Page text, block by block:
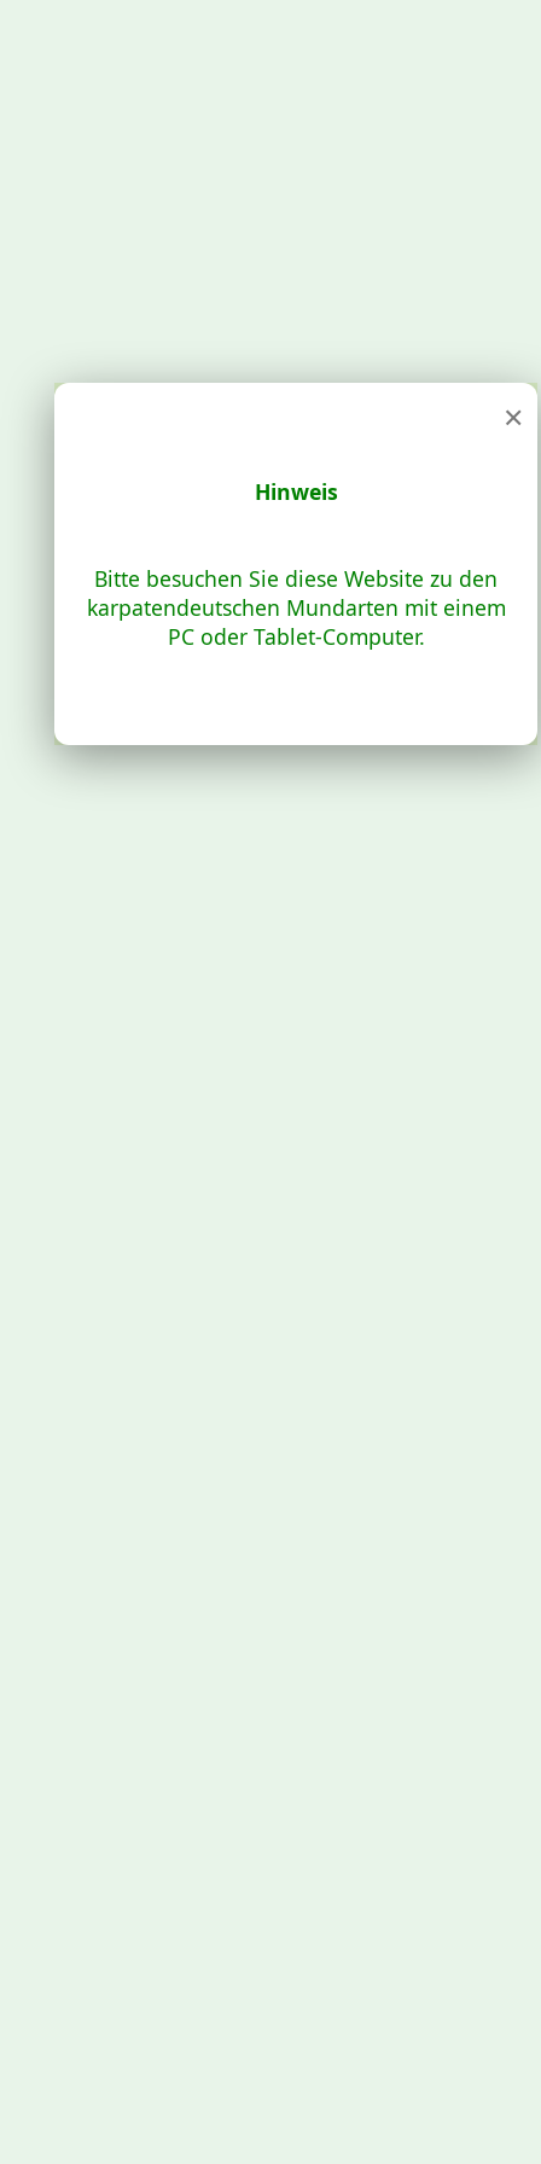
×
Hinweis
Bitte besuchen Sie diese Website zu den
karpatendeutschen Mundarten mit einem
PC oder Tablet-Computer.